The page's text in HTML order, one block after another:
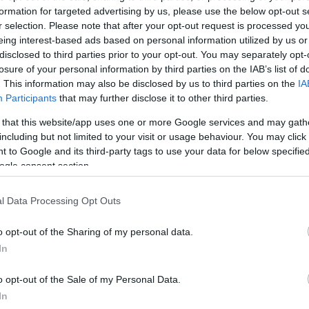
for targeted advertising by us, please use the below opt-out
selection. Please note that after your opt-out request is processed
interest-based ads based on personal information utilized by us
to third parties prior to your opt-out. You may separately
of your personal information by third parties on the IAB’s list of
This information may also be disclosed by us to third parties on the
Participants that may further disclose it to other third parties.
that this website/app uses one or more Google services and may
but not limited to your visit or usage behaviour. You may
to Google and its third-party tags to use your data for below
consent section.
Data Processing Opt Outs
opt-out of the Sharing of my personal data.
opt-out of the Sale of my Personal Data.
που μ’ αρέσουν να κάνω», δήλωσε η Χριστίνα
λεπτό για την επαγγελματική της ενασχόληση με το
Μπόμπα παραδέχτηκε ότι από την ενασχόλησή
περισσότερα χρήματα από το να δούλευε σε μία
περισσότερα χρήματα. Γιατί τα social είναι
που έχει να κάνει με την επικοινωνία και
με το να είσαι σε μια δουλειά 9 με 5, ας πούμε.
θα πω. Να ορίζω το πρόγραμμά
μου, το εισόδημά μου. Άρχισα να είμαι λίγο κυρία